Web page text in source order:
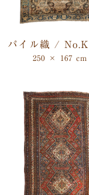
パイル織 /
250 × 167 cm